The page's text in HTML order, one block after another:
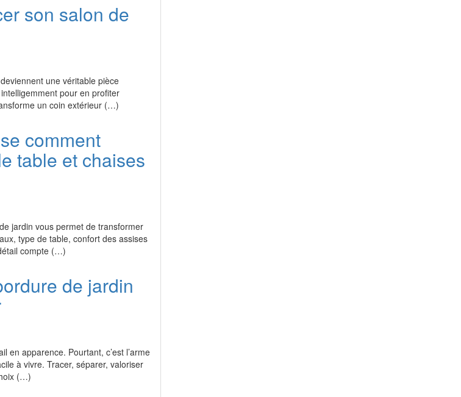
son salon de
une véritable pièce
pour en profiter
un coin extérieur (…)
comment
table et chaises
jardin vous permet de transformer
type de table, confort des assises
compte (…)
de jardin
en apparence. Pourtant, c’est l’arme
à vivre. Tracer, séparer, valoriser
(…)